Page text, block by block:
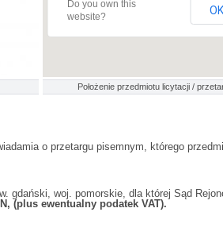
Do you own this
website?
OK
Położenie przedmiotu licytacji /
o przetargu pisemnym, którego
gdański, woj. pomorskie, dla której Sąd
(plus ewentualny podatek VAT).